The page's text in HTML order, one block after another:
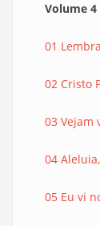
Volume 4
01
02 Cristo
03 Vejam
04
05 Eu vi